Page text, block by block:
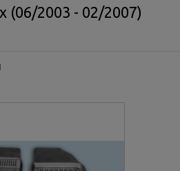
(06/2003 - 02/2007)